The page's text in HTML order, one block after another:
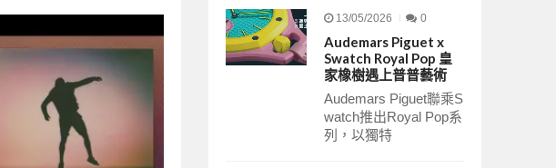
13/05/2026 0
Audemars Piguet x
Swatch Royal Pop 皇
家橡樹遇上普普藝術
Audemars Piguet聯乘S
watch推出Royal Pop系
列，以獨特